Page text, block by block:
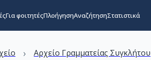
Για φοιτητέςΠλοήγησηΑναζήτησηΣτατιστικά
› Αρχείο Γραμματείας Συγκλήτου